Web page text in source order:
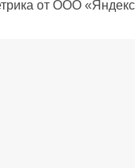
от ООО